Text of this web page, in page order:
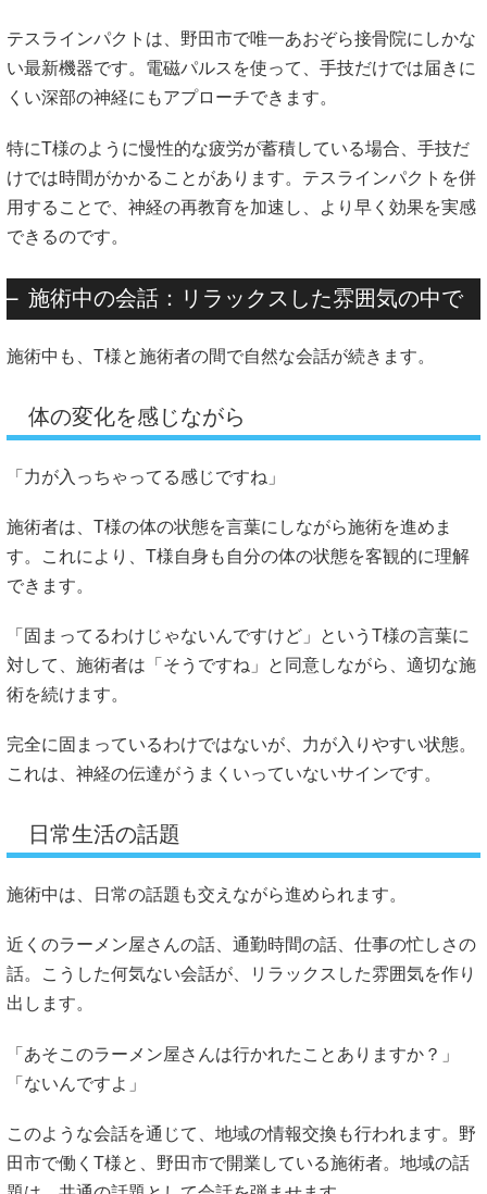
テスラインパクトは、野田市で唯一あおぞら接骨院にしかな
い最新機器です。電磁パルスを使って、手技だけでは届きに
くい深部の神経にもアプローチできます。
特にT様のように慢性的な疲労が蓄積している場合、手技だ
けでは時間がかかることがあります。テスラインパクトを併
用することで、神経の再教育を加速し、より早く効果を実感
できるのです。
施術中の会話：リラックスした雰囲気の中で
施術中も、T様と施術者の間で自然な会話が続きます。
体の変化を感じながら
「力が入っちゃってる感じですね」
施術者は、T様の体の状態を言葉にしながら施術を進めま
す。これにより、T様自身も自分の体の状態を客観的に理解
できます。
「固まってるわけじゃないんですけど」というT様の言葉に
対して、施術者は「そうですね」と同意しながら、適切な施
術を続けます。
完全に固まっているわけではないが、力が入りやすい状態。
これは、神経の伝達がうまくいっていないサインです。
日常生活の話題
施術中は、日常の話題も交えながら進められます。
近くのラーメン屋さんの話、通勤時間の話、仕事の忙しさの
話。こうした何気ない会話が、リラックスした雰囲気を作り
出します。
「あそこのラーメン屋さんは行かれたことありますか？」
「ないんですよ」
このような会話を通じて、地域の情報交換も行われます。野
田市で働くT様と、野田市で開業している施術者。地域の話